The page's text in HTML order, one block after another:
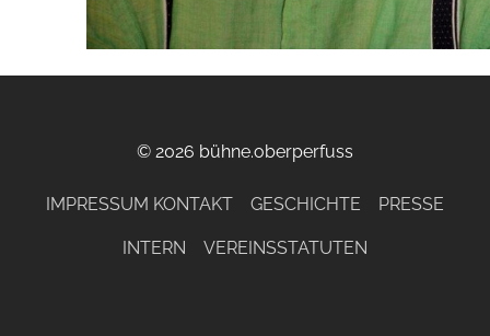
© 2026 bühne.oberperfuss
IMPRESSUM KONTAKT GESCHICHTE PRESSE
INTERN VEREINSSTATUTEN